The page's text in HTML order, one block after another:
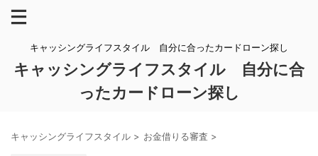
キャッシングライフスタイル 自分に合ったカードローン探し
キャッシングライフスタイル 自分に合
ったカードローン探し
キャッシングライフスタイル > お金借りる審査 >